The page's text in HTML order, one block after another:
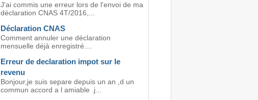
J'ai commis une erreur lors de l'envoi de ma
déclaration CNAS 4T/2016,...
Déclaration CNAS
Comment annuler une déclaration
mensuelle déjà enregistré....
Erreur de declaration impot sur le
revenu
Bonjour,je suis separe depuis un an ,d un
commun accord a l amiable .j...